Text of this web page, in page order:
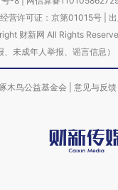
营许可证：京第01015号|
财新网 All Rights
、未成年人举报、谣言信
木鸟公益基金会 意见与反馈